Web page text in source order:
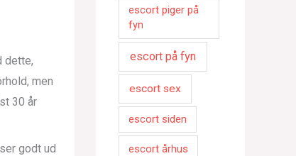
dette,
men
30 år
godt ud
escort piger på
fyn
escort på fyn
escort sex
escort siden
escort århus